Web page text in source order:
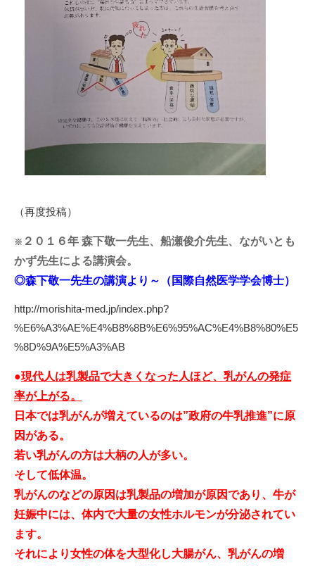
（再度投稿）
※ ２０１６年 森下敬一先生、船瀬俊介先生、ながいとも
かず先生による講演会。
◎森下敬一先生の講演より～（国際自然医学学会博士）
http://morishita-med.jp/index.php?
%E6%A3%AE%E4%B8%8B%E6%95%AC%E4%B8%80%E5
%8D%9A%E5%A3%AB
●現代人は乳製品で大きくなった人ほど、乳がんの発症
率が上がる。
日本では乳がんが増えているのは”政府の牛乳推進”に原
因がある。
若い乳がんの方は大柄の人が多い。
そして低体温。
乳がんのなどの原因は乳製品の増加が原因であり、牛が
妊娠中には、体内で大量の女性ホルモンが分泌されてい
ます。
それにより女性の体を大型化し大腸がん、乳がんの増